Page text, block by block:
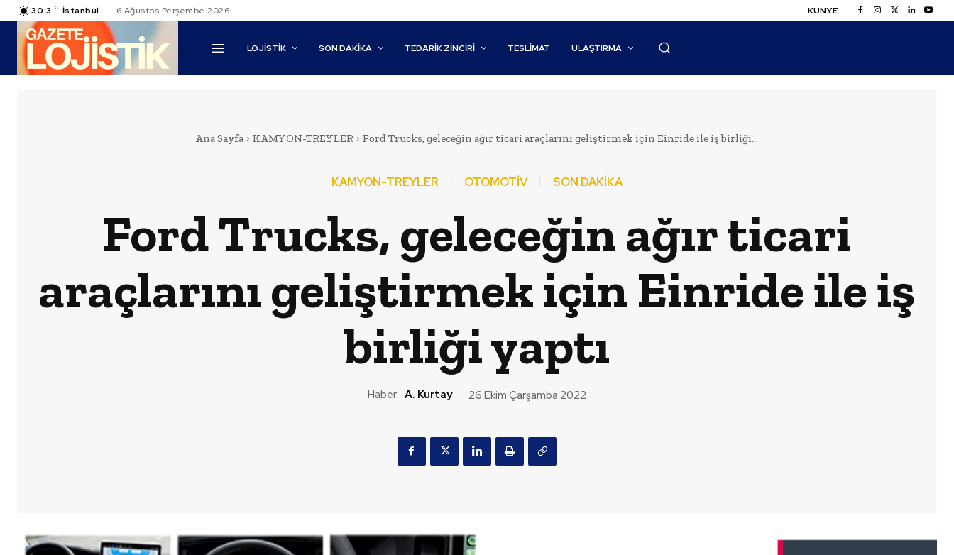
30.3 C İstanbul 6 Ağustos Perşembe 2026 KÜNYE
LOJİSTİK SON DAKİKA TEDARIK ZINCIRI TESLIMAT ULAŞTIRMA
Ana Sayfa KAMYON-TREYLER Ford Trucks, geleceğin ağır ticari araçlarını geliştirmek için Einride ile iş birliği...
KAMYON-TREYLER OTOMOTİV SON DAKİKA
Ford Trucks, geleceğin ağır ticari
araçlarını geliştirmek için Einride ile iş
birliği yaptı
Haber: A. Kurtay 26 Ekim Çarşamba 2022